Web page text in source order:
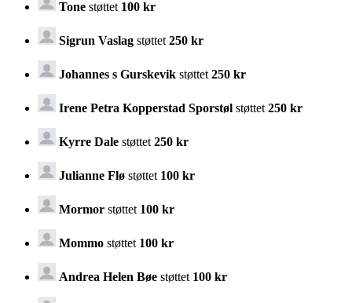
Tone støttet 100 kr
Sigrun Vaslag støttet 250 kr
Johannes s Gurskevik støttet 250 kr
Irene Petra Kopperstad Sporstøl støttet 250 kr
Kyrre Dale støttet 250 kr
Julianne Flø støttet 100 kr
Mormor støttet 100 kr
Mommo støttet 100 kr
Andrea Helen Bøe støttet 100 kr